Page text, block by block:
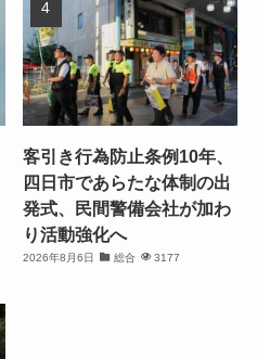
客引き行為防止条例10年、
四日市であらたな体制の出
発式、民間警備会社が加わ
り活動強化へ
2026年8月6日 総合 3177